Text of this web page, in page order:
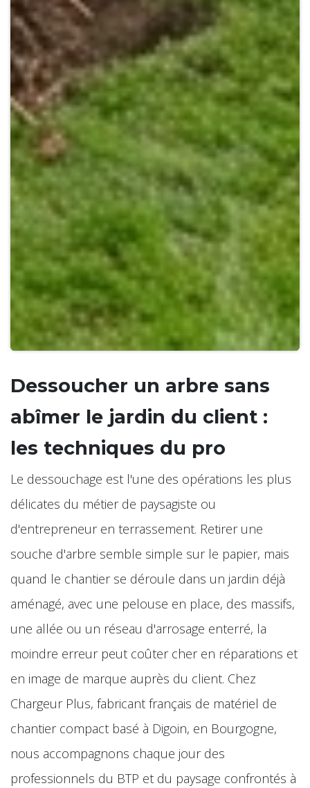
Dessoucher un arbre sans
abîmer le jardin du client :
les techniques du pro
Le dessouchage est l'une des opérations les plus
délicates du métier de paysagiste ou
d'entrepreneur en terrassement. Retirer une
souche d'arbre semble simple sur le papier, mais
quand le chantier se déroule dans un jardin déjà
aménagé, avec une pelouse en place, des massifs,
une allée ou un réseau d'arrosage enterré, la
moindre erreur peut coûter cher en réparations et
en image de marque auprès du client. Chez
Chargeur Plus, fabricant français de matériel de
chantier compact basé à Digoin, en Bourgogne,
nous accompagnons chaque jour des
professionnels du BTP et du paysage confrontés à